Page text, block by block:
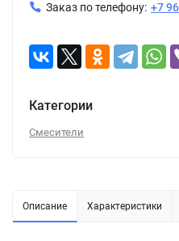
Заказ по телефону: +7
Категории
Смесители
Описание Характеристики